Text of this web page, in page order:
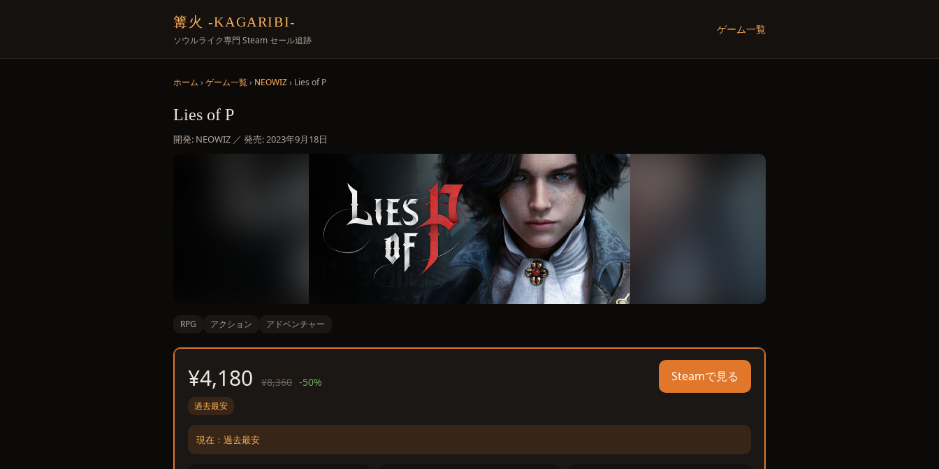
篝火 -KAGARIBI-
ソウルライク専門 Steam セール追跡
ゲーム一覧
ホーム › ゲーム一覧› NEOWIZ› Lies of P
Lies of P
開発: NEOWIZ ／ 発売: 2023年9月18日
RPG アクション アドベンチャー
¥4,180 ¥8,360 -50%
過去最安
Steamで見る
現在：過去最安